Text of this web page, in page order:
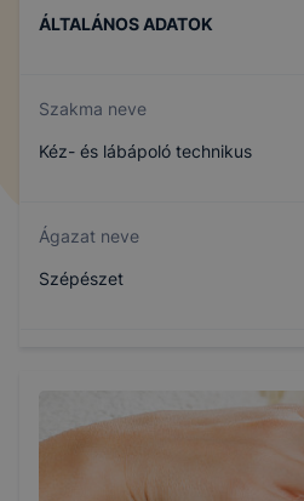
ÁLTALÁNOS ADATOK
Szakma neve
Kéz- és lábápoló technikus
Ágazat neve
Szépészet
Képzés időtartama